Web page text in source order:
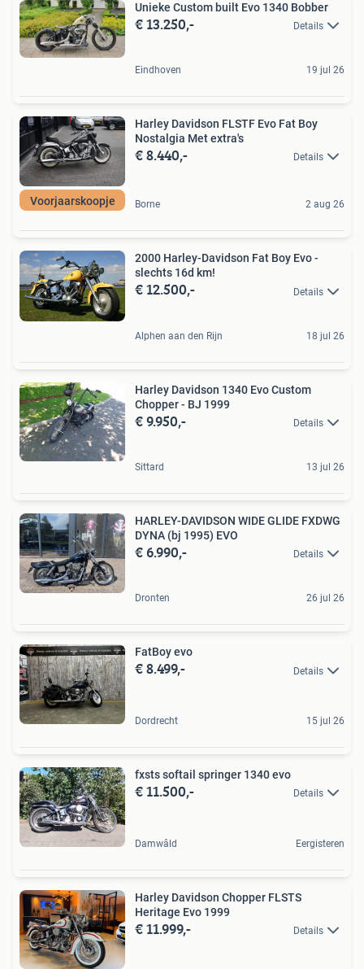
Unieke Custom built Evo 1340 Bobber
€ 13.250,- Details
Eindhoven 19 jul 26
Voorjaarskoopje
Harley Davidson FLSTF Evo Fat Boy
Nostalgia Met extra's
€ 8.440,- Details
Borne 2 aug 26
2000 Harley-Davidson Fat Boy Evo -
slechts 16d km!
€ 12.500,- Details
Alphen aan den Rijn 18 jul 26
Harley Davidson 1340 Evo Custom
Chopper - BJ 1999
€ 9.950,- Details
Sittard 13 jul 26
HARLEY-DAVIDSON WIDE GLIDE FXDWG
DYNA (bj 1995) EVO
€ 6.990,- Details
Dronten 26 jul 26
FatBoy evo
€ 8.499,- Details
Dordrecht 15 jul 26
fxsts softail springer 1340 evo
€ 11.500,- Details
Damwâld Eergisteren
Harley Davidson Chopper FLSTS
Heritage Evo 1999
€ 11.999,- Details